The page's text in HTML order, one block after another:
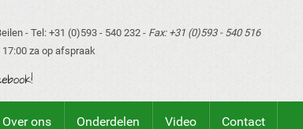
- Tel: +31 (0)593 - 540 232 - Fax: +31 (0)593 - 540 516
za op afspraak
Over ons Onderdelen Video Contact